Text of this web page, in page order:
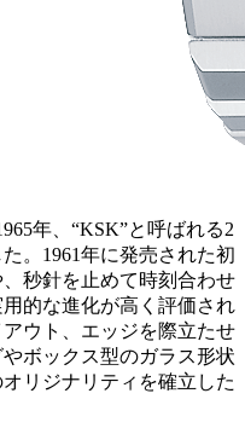
年、“KSK”と呼ばれる2
。1961年に発売された初
秒針を止めて時刻合わせ
的な進化が高く評価され
ウト、エッジを際立たせ
ボックス型のガラス形状
リジナリティを確立した